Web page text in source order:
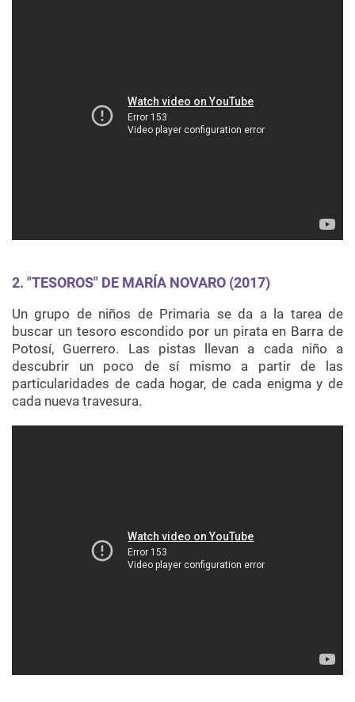
2. "TESOROS" DE MARÍA NOVARO (2017)
Un grupo de niños de Primaria se da a la tarea de
buscar un tesoro escondido por un pirata en Barra de
Potosí, Guerrero. Las pistas llevan a cada niño a
descubrir un poco de sí mismo a partir de las
particularidades de cada hogar, de cada enigma y de
cada nueva travesura.